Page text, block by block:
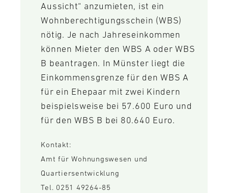
Aussicht“ anzumieten, ist ein
Wohnberechtigungsschein (WBS)
nötig. Je nach Jahreseinkommen
können Mieter den WBS A oder WBS
B beantragen. In Münster liegt die
Einkommensgrenze für den WBS A
für ein Ehepaar mit zwei Kindern
beispielsweise bei 57.600 Euro und
für den WBS B bei 80.640 Euro.
Kontakt:
Amt für Wohnungswesen und
Quartiersentwicklung
Tel. 0251 49264-85